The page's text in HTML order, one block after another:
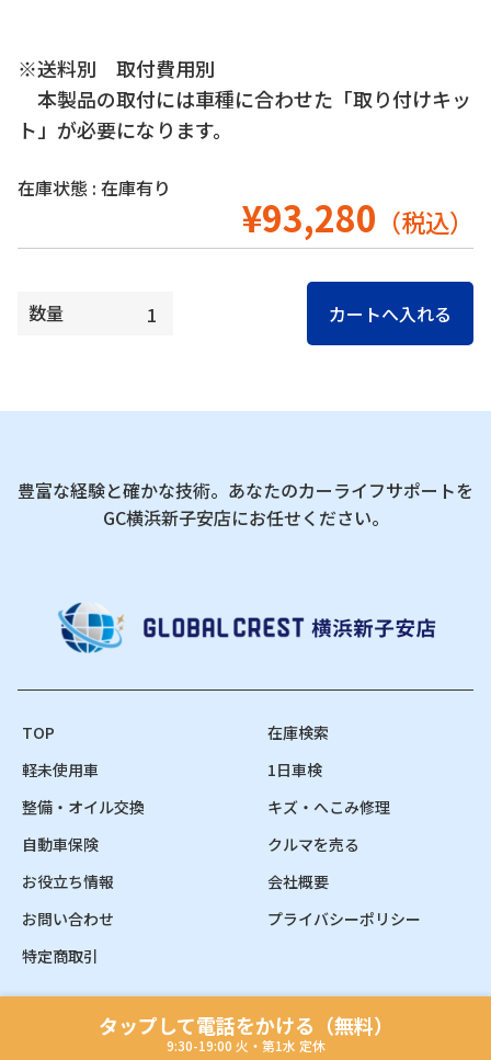
※送料別 取付費用別
本製品の取付には車種に合わせた「取り付けキッ
ト」が必要になります。
在庫状態 : 在庫有り
¥93,280 （税込）
数量
豊富な経験と確かな技術。あなたのカーライフサポートを
GC横浜新子安店にお任せください。
TOP
在庫検索
軽未使用車
1日車検
整備・オイル交換
キズ・へこみ修理
自動車保険
クルマを売る
お役立ち情報
会社概要
お問い合わせ
プライバシーポリシー
特定商取引
Copyright © GLOBAL CREST All Rights Reserved.
タップして電話をかける（無料）
9:30-19:00 火・第1水 定休